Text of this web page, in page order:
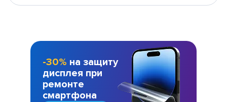
-30% на защиту
дисплея при
ремонте
смартфона